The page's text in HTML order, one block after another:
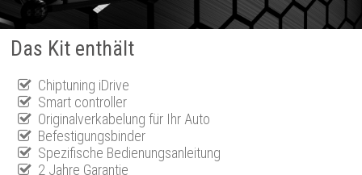
Das Kit enthält
Chiptuning iDrive
Smart controller
Originalverkabelung für Ihr Auto
Befestigungsbinder
Spezifische Bedienungsanleitung
2 Jahre Garantie